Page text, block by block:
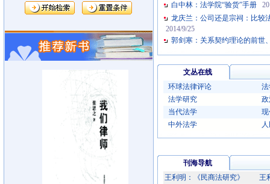
白中林：法学院“验货”手册
龙庆兰：公司还是宗祠：比
2014/9/25
郭剑寒：关系契约理论的前世
文丛在线
环球法律评论
法学研究
当代法学
中外法学
刊海导航
王利明：《民商法研究》
王